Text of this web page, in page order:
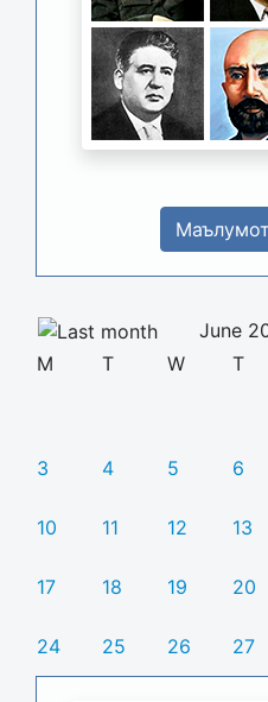
June
M
T W T
3 4 5 6
10 11 12 13
17 18 19 20
24 25 26 27